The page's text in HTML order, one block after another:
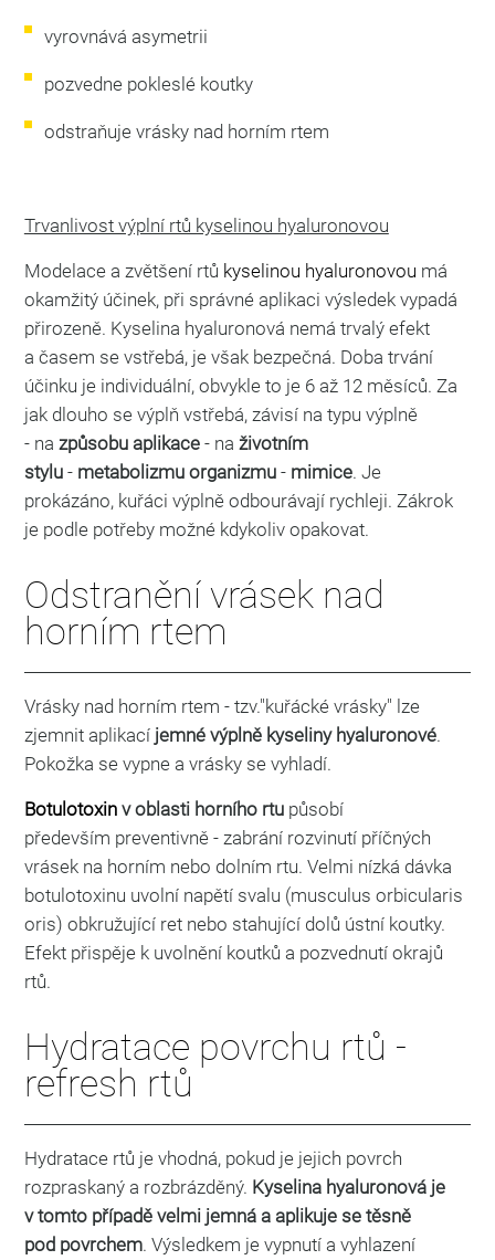
vyrovnává asymetrii
pozvedne pokleslé koutky
odstraňuje vrásky nad horním rtem​
Trvanlivost výplní rtů kyselinou hyaluronovou
Modelace a zvětšení rtů kyselinou hyaluronovou má
okamžitý účinek, při správné aplikaci výsledek vypadá
přirozeně. Kyselina hyaluronová nemá trvalý efekt
a časem se vstřebá, je však bezpečná. Doba trvání
účinku je individuální, obvykle to je 6 až 12 měsíců. Za
jak dlouho se výplň vstřebá, závisí na typu výplně
- na způsobu aplikace - na životním
stylu - metabolizmu organizmu-mimice. Je
prokázáno, kuřáci výplně odbourávají rychleji. Zákrok
je podle potřeby možné kdykoliv opakovat.
Odstranění vrásek nad
horním rtem
Vrásky nad horním rtem - tzv."kuřácké vrásky" lze
zjemnit aplikací jemné výplně kyseliny hyaluronové.
Pokožka se vypne a vrásky se vyhladí.
Botulotoxinv oblasti horního rtu působí
především preventivně - zabrání rozvinutí příčných
vrásek na horním nebo dolním rtu. Velmi nízká dávka
botulotoxinu uvolní napětí svalu (musculus orbicularis
oris) obkružující ret nebo stahující dolů ústní koutky.
Efekt přispěje k uvolnění koutků a pozvednutí okrajů
rtů.
Hydratace povrchu rtů -
refresh rtů
Hydratace rtů je vhodná, pokud je jejich povrch
rozpraskaný a rozbrázděný. Kyselina hyaluronová je
v tomto případě velmi jemná a aplikuje se těsně
pod povrchem. Výsledkem je vypnutí a vyhlazení